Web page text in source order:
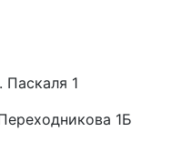
1
1Б